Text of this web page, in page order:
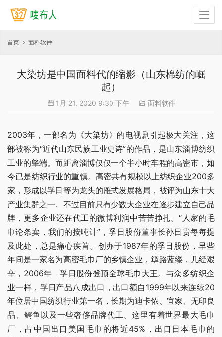
首页 面料软件
大染坊是中国面料代的缩影（山东棉纺的崛
起）
1月 21, 2020 9:30 下午 面料软件
2003年，一部名为《大染坊》的电视剧引起极大关注，这
部被称为“近代山东民族工业史诗”的作品，是山东淄博纺织
工业的肇端。而距离淄博仅仅一个半小时车程的高密市，如
今已是纺织行业的重镇。高密共有规模以上纺织企业200多
家，形成以孚日等为龙头的雁式发展格局，被评为山东十大
产业集群之一。不过目前只有少数大企业在逐步建立自己品
牌，更多企业还在代工的微博利润中苦苦挣扎。“人家的毛
巾论条卖，我们的按吨计”，孚日股份董事长孙日贵每每提
及此处，总是痛心疾首。创办于1987年的孚日股份，早些
年间是一家名为高密毛巾厂的乡镇企业，筚路蓝缕，几经艰
辛，2006年，孚日股份登顶全球毛巾大王。与众多纺织企
业一样，孚日产品八成出口，出口额自1999年以来连续20
年位居中国纺织行业第一名，长期为迪卡侬、宜家、无印良
品、鳄鱼以及一些奢侈品牌代工。这里有着世界最大毛巾
厂，占中国出口美国毛巾的将近45%，出口日本毛巾的